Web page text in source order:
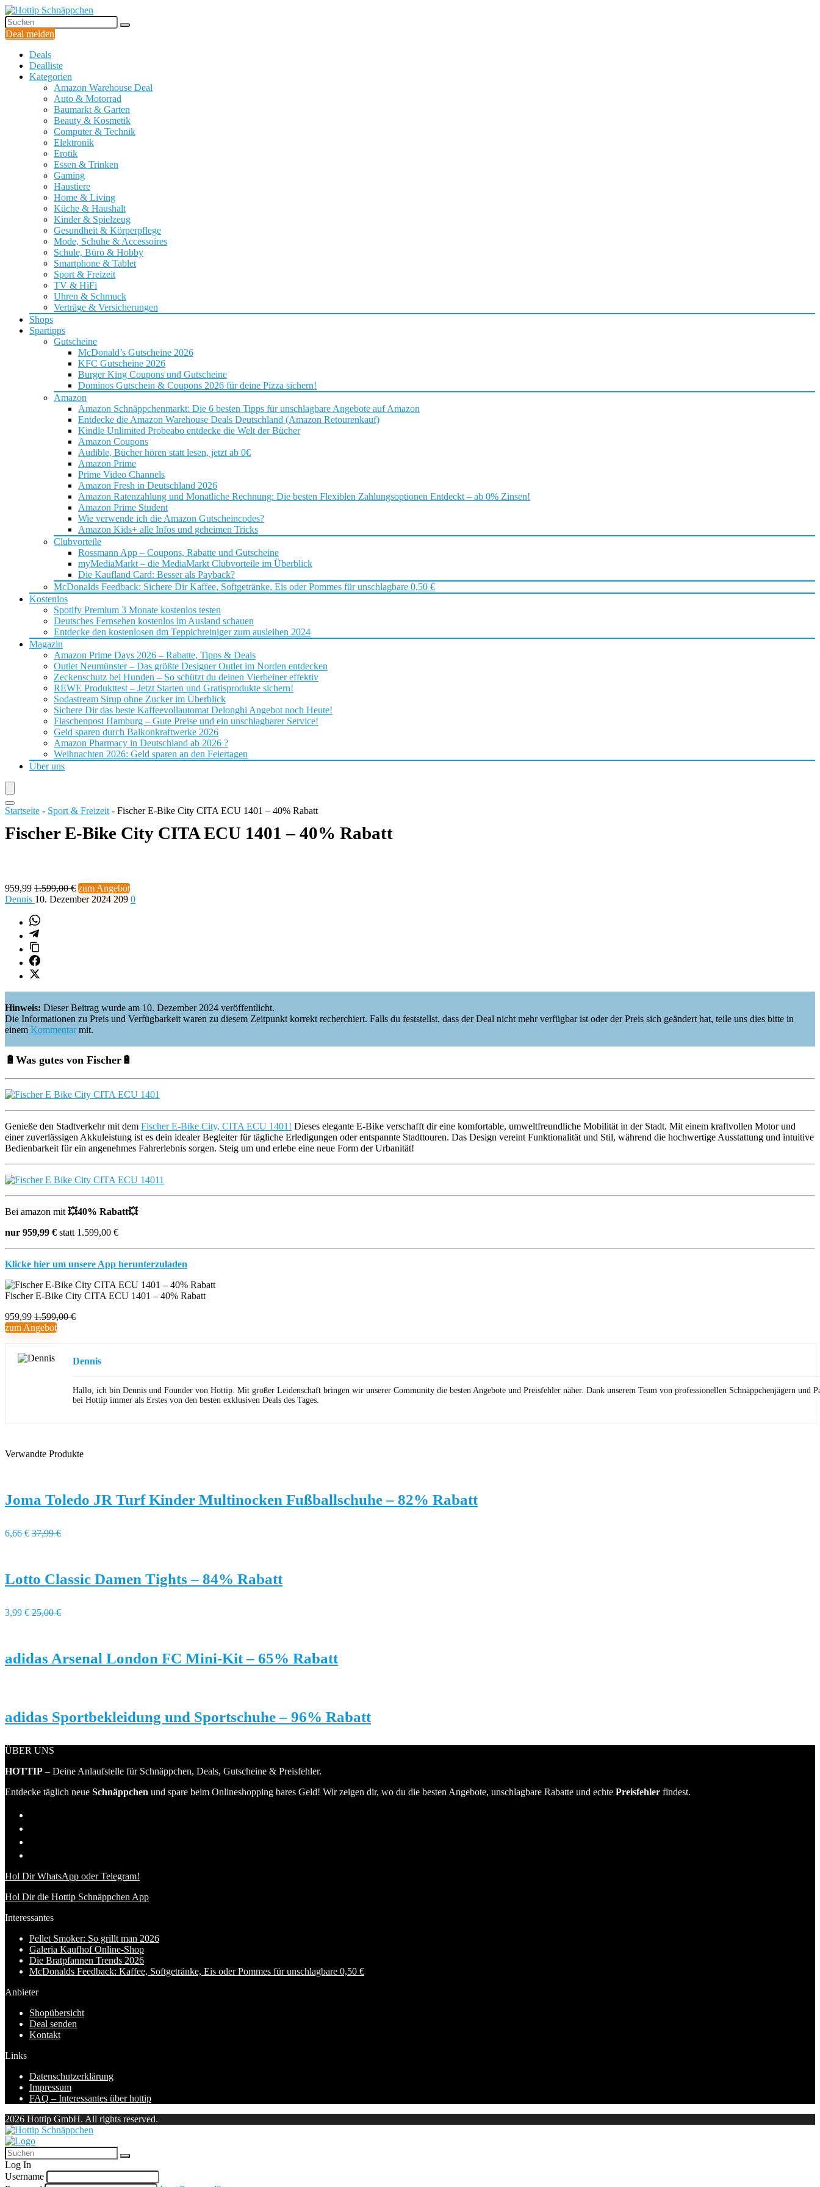
Deal melden
Deals
Dealliste
Kategorien
Amazon Warehouse Deal
Auto & Motorrad
Baumarkt & Garten
Beauty & Kosmetik
Computer & Technik
Elektronik
Erotik
Essen & Trinken
Gaming
Haustiere
Home & Living
Küche & Haushalt
Kinder & Spielzeug
Gesundheit & Körperpflege
Mode, Schuhe & Accessoires
Schule, Büro & Hobby
Smartphone & Tablet
Sport & Freizeit
TV & HiFi
Uhren & Schmuck
Verträge & Versicherungen
Shops
Spartipps
Gutscheine
McDonald’s Gutscheine 2026
KFC Gutscheine 2026
Burger King Coupons und Gutscheine
Dominos Gutschein & Coupons 2026 für deine Pizza sichern!
Amazon
Amazon Schnäppchenmarkt: Die 6 besten Tipps für unschlagbare Angebote auf Amazon
Entdecke die Amazon Warehouse Deals Deutschland (Amazon Retourenkauf)
Kindle Unlimited Probeabo entdecke die Welt der Bücher
Amazon Coupons
Audible, Bücher hören statt lesen, jetzt ab 0€
Amazon Prime
Prime Video Channels
Amazon Fresh in Deutschland 2026
Amazon Ratenzahlung und Monatliche Rechnung: Die besten Flexiblen Zahlungsoptionen Entdeckt – ab 0% Zinsen!
Amazon Prime Student
Wie verwende ich die Amazon Gutscheincodes?
Amazon Kids+ alle Infos und geheimen Tricks
Clubvorteile
Rossmann App – Coupons, Rabatte und Gutscheine
myMediaMarkt – die MediaMarkt Clubvorteile im Überblick
Die Kaufland Card: Besser als Payback?
McDonalds Feedback: Sichere Dir Kaffee, Softgetränke, Eis oder Pommes für unschlagbare 0,50 €
Kostenlos
Spotify Premium 3 Monate kostenlos testen
Deutsches Fernsehen kostenlos im Ausland schauen
Entdecke den kostenlosen dm Teppichreiniger zum ausleihen 2024
Magazin
Amazon Prime Days 2026 – Rabatte, Tipps & Deals
Outlet Neumünster – Das größte Designer Outlet im Norden entdecken
Zeckenschutz bei Hunden – So schützt du deinen Vierbeiner effektiv
REWE Produkttest – Jetzt Starten und Gratisprodukte sichern!
Sodastream Sirup ohne Zucker im Überblick
Sichere Dir das beste Kaffeevollautomat Delonghi Angebot noch Heute!
Flaschenpost Hamburg – Gute Preise und ein unschlagbarer Service!
Geld sparen durch Balkonkraftwerke 2026
Amazon Pharmacy in Deutschland ab 2026 ?
Weihnachten 2026: Geld sparen an den Feiertagen
Über uns
Startseite - Sport & Freizeit - Fischer E-Bike City CITA ECU 1401 – 40% Rabatt
Fischer E-Bike City CITA ECU 1401 – 40% Rabatt
959,99 1.599,00 € zum Angebot
Dennis 10. Dezember 2024 209 0
Hinweis: Dieser Beitrag wurde am 10. Dezember 2024 veröffentlicht.
Die Informationen zu Preis und Verfügbarkeit waren zu diesem Zeitpunkt korrekt recherchiert. Falls du feststellst, dass der Deal nicht mehr verfügbar ist oder der Preis sich geändert hat, teile uns dies bitte in
einem Kommentarmit.
🔋 Was gutes von Fischer 🔋
Genieße den Stadtverkehr mit dem Fischer E-Bike City, CITA ECU 1401! Dieses elegante E-Bike verschafft dir eine komfortable, umweltfreundliche Mobilität in der Stadt. Mit einem kraftvollen Motor und
einer zuverlässigen Akkuleistung ist es dein idealer Begleiter für tägliche Erledigungen oder entspannte Stadttouren. Das Design vereint Funktionalität und Stil, während die hochwertige Ausstattung und intuitive
Bedienbarkeit für ein angenehmes Fahrerlebnis sorgen. Steig um und erlebe eine neue Form der Urbanität!
Bei amazon mit 💥40% Rabatt💥
nur 959,99 € statt 1.599,00 €
Klicke hier um unsere App herunterzuladen
Fischer E-Bike City CITA ECU 1401 – 40% Rabatt
959,99 1.599,00 €
zum Angebot
Dennis
Hallo, ich bin Dennis und Founder von Hottip. Mit großer Leidenschaft bringen wir unserer Community die besten Angebote und Preisfehler näher. Dank unserem Team von professionellen Schnäppchenjägern und
bei Hottip immer als Erstes von den besten exklusiven Deals des Tages.
Verwandte Produkte
Joma Toledo JR Turf Kinder Multinocken Fußballschuhe – 82% Rabatt
6,66 € 37,99 €
Lotto Classic Damen Tights – 84% Rabatt
3,99 € 25,00 €
adidas Arsenal London FC Mini-Kit – 65% Rabatt
adidas Sportbekleidung und Sportschuhe – 96% Rabatt
ÜBER UNS
HOTTIP – Deine Anlaufstelle für Schnäppchen, Deals, Gutscheine & Preisfehler.
Entdecke täglich neue Schnäppchen und spare beim Onlineshopping bares Geld! Wir zeigen dir, wo du die besten Angebote, unschlagbare Rabatte und echte Preisfehler findest.
Hol Dir WhatsApp oder Telegram!
Hol Dir die Hottip Schnäppchen App
Interessantes
Pellet Smoker: So grillt man 2026
Galeria Kaufhof Online-Shop
Die Bratpfannen Trends 2026
McDonalds Feedback: Kaffee, Softgetränke, Eis oder Pommes für unschlagbare 0,50 €
Anbieter
Shopübersicht
Deal senden
Kontakt
Links
Datenschutzerklärung
Impressum
FAQ – Interessantes über hottip
2026 Hottip GmbH. All rights reserved.
Log In
Username